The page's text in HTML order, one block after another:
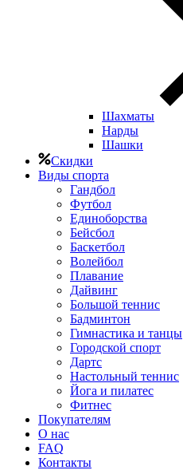
Шахматы
Нарды
Шашки
Скидки
Виды спорта
Гандбол
Футбол
Единоборства
Бейсбол
Баскетбол
Волейбол
Плавание
Дайвинг
Большой теннис
Бадминтон
Гимнастика и танцы
Городской спорт
Дартс
Настольный теннис
Йога и пилатес
Фитнес
Покупателям
О нас
FAQ
Контакты